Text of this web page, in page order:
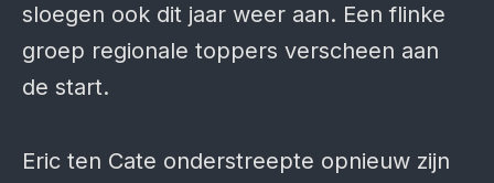
sloegen ook dit jaar weer aan. Een flinke
groep regio­nale toppers verscheen aan
de start.
Eric ten Cate onderstreepte opnieuw zijn